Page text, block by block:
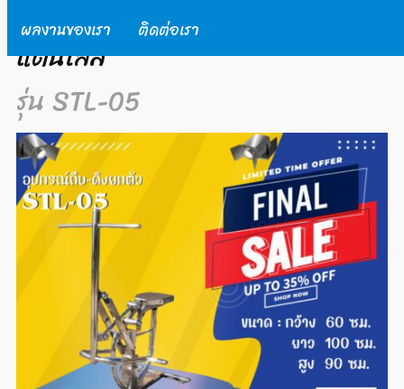
ผลงานของเรา ติดต่อเรา
เครื่องออกกำลังกายกลางแจ้งส
แตนเลส
รุ่น STL-05